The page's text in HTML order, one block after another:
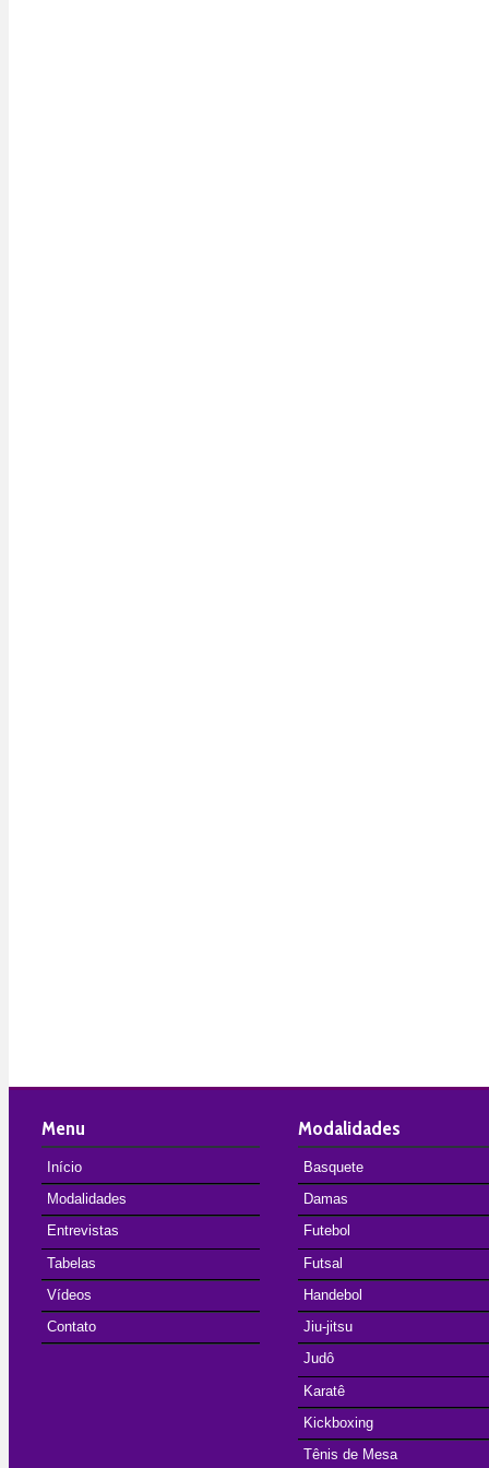
Menu
Início
Modalidades
Entrevistas
Tabelas
Vídeos
Contato
Modalidades
Basquete
Damas
Futebol
Futsal
Handebol
Jiu-jitsu
Judô
Karatê
Kickboxing
Tênis de Mesa